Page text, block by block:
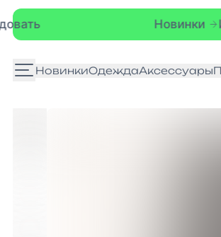
Исследовать
НовинкиОдеждаАксессуары